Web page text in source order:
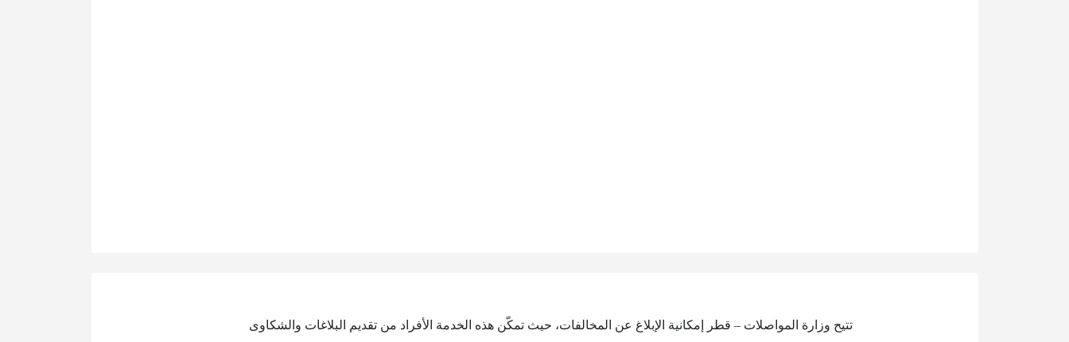
تتيح وزارة المواصلات – قطر إمكانية الإبلاغ عن المخالفات، حيث تمكّن هذه الخدمة الأفراد من تقديم البلاغات والشكاوى